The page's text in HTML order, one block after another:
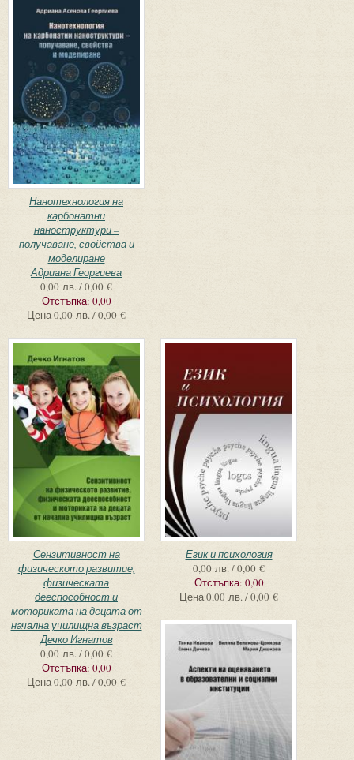
Нанотехнология на
карбонатни
наноструктури –
получаване, свойства и
моделиране
Адриана Георгиева
0,00 лв. / 0,00 €
Отстъпка: 0,00
Цена0,00 лв. / 0,00 €
Сензитивност на
физическото развитие,
физическата
дееспособност и
моториката на децата от
начална училищна възраст
Дечко Игнатов
0,00 лв. / 0,00 €
Отстъпка: 0,00
Цена0,00 лв. / 0,00 €
Език и психология
0,00 лв. / 0,00 €
Отстъпка: 0,00
Цена0,00 лв. / 0,00 €